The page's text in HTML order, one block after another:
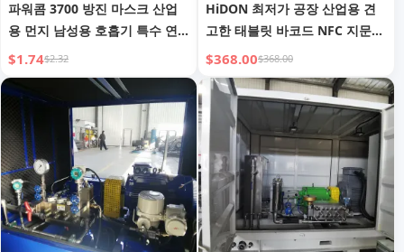
파워콤 3700 방진 마스크 산업
용 먼지 남성용 호흡기 특수 연
마 석탄 광산 실리콘 필터 자흡
식
$1.74$2.32
HiDON 최저가 공장 산업용 견
고한 태블릿 바코드 NFC 지문
인식 10인치 Win10 Pro Win11
Pro Intel I5 I7 RJ45 견고한 태
블릿 PC
$368.00$368.00